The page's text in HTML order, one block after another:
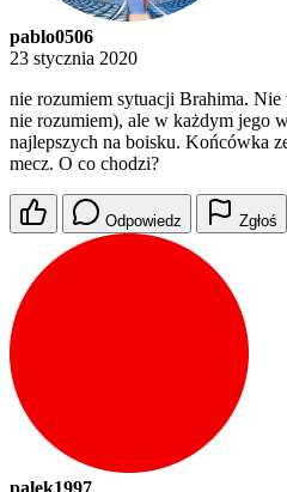
pablo0506
23 stycznia 2020
nie rozumiem sytuacji Brahima. Nie
nie rozumiem), ale w każdym jego
najlepszych na boisku. Końcówka
mecz. O co chodzi?
Odpowiedz Zgłoś
palek1997